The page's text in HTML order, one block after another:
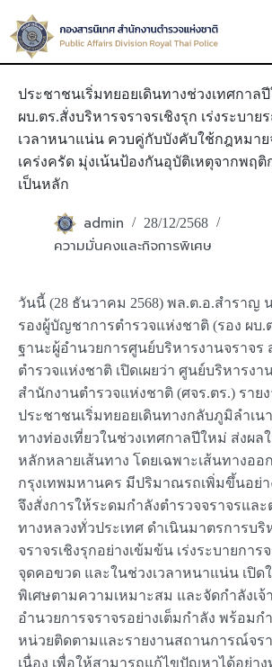
to
content
ประชาชนเริ่มทยอยเดินทางช่วงเทศกาลปี
ผบ.ตร.สั่งบริหารจราจรเชิงรุก เร่งระบาย
เวลาหนาแน่น ควบคู่กับบังคับใช้กฎหมาย
เคร่งครัด มุ่งเน้นป้องกันอุบัติเหตุจากพฤติ
เป็นหลัก
admin 28/12/2568
ความมั่นคงและกิจการพิเศษ
วันนี้ (28 ธันวาคม 2568) พล.ต.อ.สำราญ
รองผู้บัญชาการตำรวจแห่งชาติ (รอง ผบ.
ฐานะผู้อำนวยการศูนย์บริหารงานจราจร
ตำรวจแห่งชาติ เปิดเผยว่า ศูนย์บริหารงา
สำนักงานตำรวจแห่งชาติ (ศจร.ตร.) ราย
ประชาชนเริ่มทยอยเดินทางกลับภูมิลำเน
ทางท่องเที่ยวในช่วงเทศกาลปีใหม่ ส่งผล
หลักหลายเส้นทาง โดยเฉพาะเส้นทางออ
กรุงเทพมหานคร มีปริมาณรถเพิ่มขึ้นอย่า
จึงสั่งการให้ระดมกำลังตำรวจจราจรและ
ทางหลวงทั่วประเทศ ดำเนินมาตรการบริ
จราจรเชิงรุกอย่างเข้มข้น เร่งระบายการ
จุดคอขวด และในช่วงเวลาหนาแน่น เปิด
พิเศษตามความเหมาะสม และจัดกำลังเจ้
อำนวยการจราจรอย่างเต็มกำลัง พร้อมก
หน่วยติดตามและรายงานสถานการณ์จร
เนื่อง เพื่อให้สามารถแก้ไขปัญหาได้อย่า